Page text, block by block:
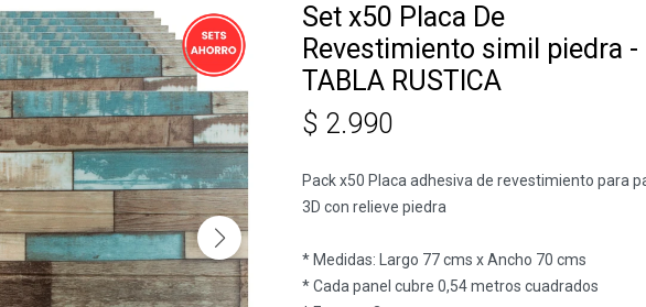
Set x50 Placa De
Revestimiento simil piedra -
TABLA RUSTICA
$ 2.990
Pack x50 Placa adhesiva de revestimiento para
3D con relieve piedra
* Medidas: Largo 77 cms x Ancho 70 cms
* Cada panel cubre 0,54 metros cuadrados